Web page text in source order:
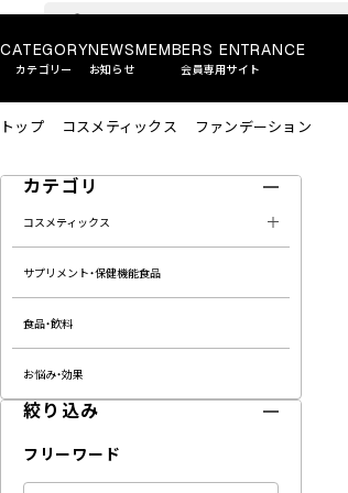
CATEGORY
カテゴリー
NEWS
お知らせ
MEMBERS ENTRANCE
会員専用サイト
トップ コスメティックス ファンデーション
カテゴリ
コスメティックス
サプリメント・保健機能食品
食品・飲料
お悩み・効果
絞り込み
フリーワード